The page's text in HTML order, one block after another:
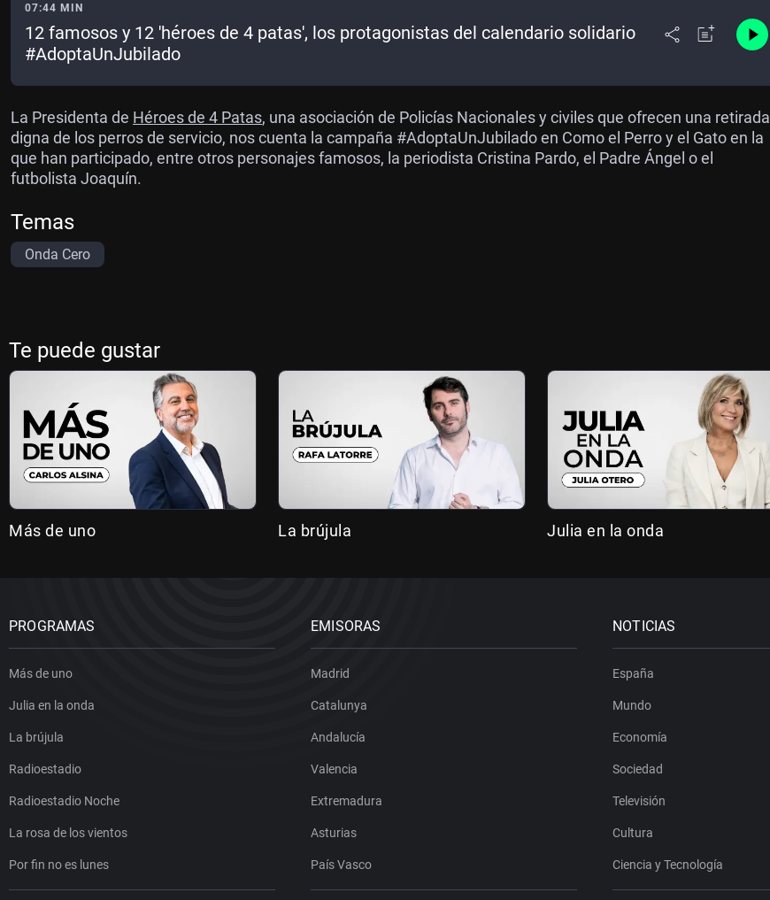
07:44 MIN
12 famosos y 12 'héroes de 4 patas', los protagonistas del calendario solidario
#AdoptaUnJubilado
La Presidenta de Héroes de 4 Patas, una asociación de Policías Nacionales y civiles que ofrecen una retirada
digna de los perros de servicio, nos cuenta la campaña #AdoptaUnJubilado en Como el Perro y el Gato en la
que han participado, entre otros personajes famosos, la periodista Cristina Pardo, el Padre Ángel o el
futbolista Joaquín.
Temas
Onda Cero
Te puede gustar
Más de uno La brújula Julia en la onda
PROGRAMAS
Más de uno
Julia en la onda
La brújula
Radioestadio
Radioestadio Noche
La rosa de los vientos
Por fin no es lunes
EMISORAS
Madrid
Catalunya
Andalucía
Valencia
Extremadura
Asturias
País Vasco
NOTICIAS
España
Mundo
Economía
Sociedad
Televisión
Cultura
Ciencia y Tecnología